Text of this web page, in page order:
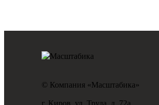
© Компания «Масштабика»
г. Киров, ул. Труда, д. 72а